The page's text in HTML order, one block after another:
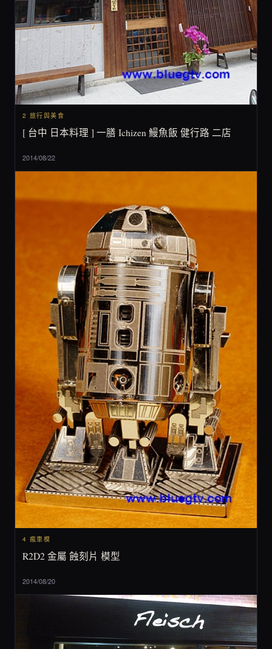
2 旅行與美食
[ 台中 日本料理 ] 一膳 Ichizen 鰻魚飯 健行路 二店
2014/08/22
4 瘋車模
R2D2 金屬 蝕刻片 模型
2014/08/20